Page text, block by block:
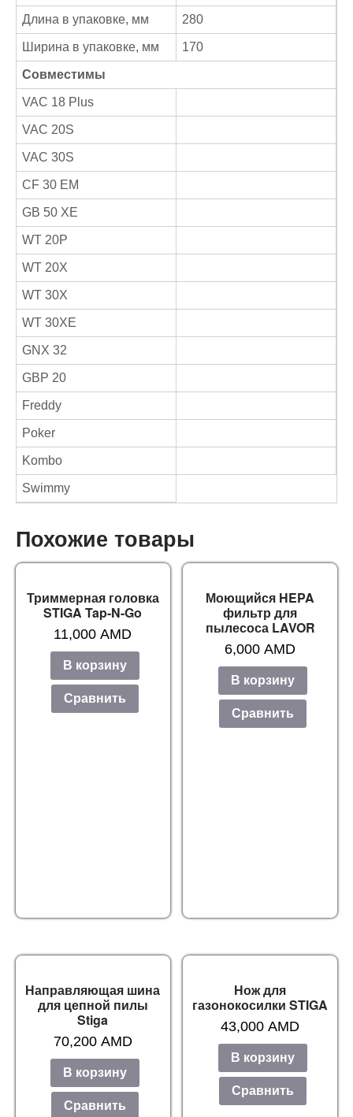
Длина в упаковке, мм 280
Ширина в упаковке, мм 170
Совместимы
VAC 18 Plus
VAC 20S
VAC 30S
CF 30 EM
GB 50 XE
WT 20P
WT 20X
WT 30X
WT 30XE
GNX 32
GBP 20
Freddy
Poker
Kombo
Swimmy
Похожие товары
Триммерная головка
STIGA Tap-N-Go
11,000AMD
В корзину
Сравнить
Моющийся HEPA
фильтр для
пылесоса LAVOR
6,000AMD
В корзину
Сравнить
Направляющая шина
для цепной пилы
Stiga
70,200 AMD
В корзину
Сравнить
Нож для
газонокосилки STIGA
43,000AMD
В корзину
Сравнить